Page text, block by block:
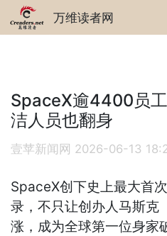
万维读者网
SpaceX逾4400员
洁人员也翻身
壹苹新闻网 2026-06-13
SpaceX创下史上最大首
录，不只让创办人马斯克
涨，成为全球第一位身家